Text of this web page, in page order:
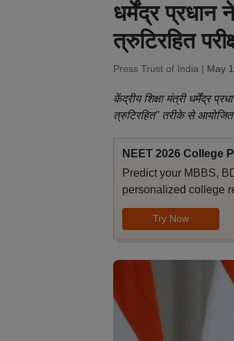
धर्मेंद्र प्रधान
त्रुटिरहित
Press Trust of India | May
केंद्रीय शिक्षा मंत्री धर्मेंद्र
त्रुटिरहित'' तरीके से आयोजित
NEET 2026 College
Predict your MBBS,
personalized college
Try Now